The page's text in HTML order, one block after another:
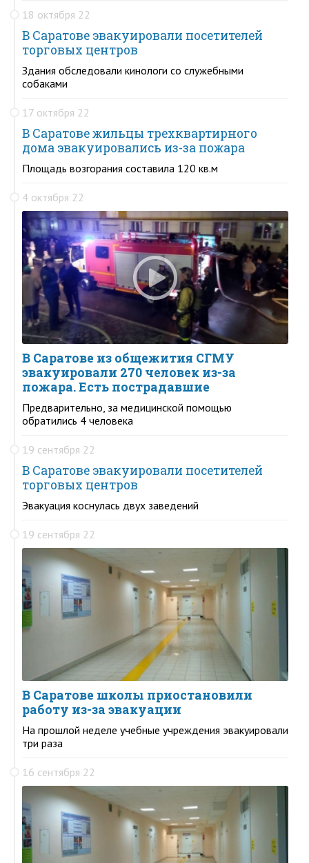
18 октября 22
В Саратове эвакуировали посетителей
торговых центров
Здания обследовали кинологи со служебными
собаками
17 октября 22
В Саратове жильцы трехквартирного
дома эвакуировались из-за пожара
Площадь возгорания составила 120 кв.м
4 октября 22
В Саратове из общежития СГМУ
эвакуировали 270 человек из-за
пожара. Есть пострадавшие
Предварительно, за медицинской помощью
обратились 4 человека
19 сентября 22
В Саратове эвакуировали посетителей
торговых центров
Эвакуация коснулась двух заведений
19 сентября 22
В Саратове школы приостановили
работу из-за эвакуации
На прошлой неделе учебные учреждения эвакуировали
три раза
16 сентября 22